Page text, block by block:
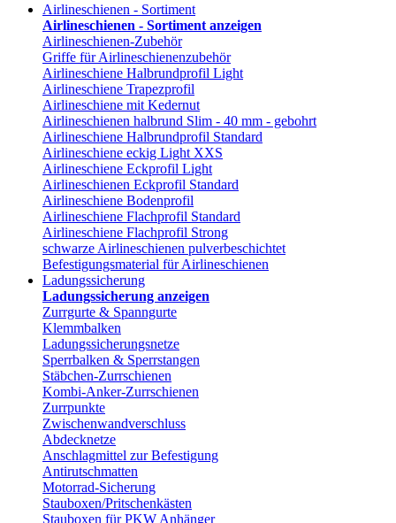
Airlineschienen - Sortiment
Airlineschienen - Sortiment anzeigen
Airlineschienen-Zubehör
Griffe für Airlineschienenzubehör
Airlineschiene Halbrundprofil Light
Airlineschiene Trapezprofil
Airlineschiene mit Kedernut
Airlineschienen halbrund Slim - 40 mm - gebohrt
Airlineschiene Halbrundprofil Standard
Airlineschiene eckig Light XXS
Airlineschiene Eckprofil Light
Airlineschienen Eckprofil Standard
Airlineschiene Bodenprofil
Airlineschiene Flachprofil Standard
Airlineschiene Flachprofil Strong
schwarze Airlineschienen pulverbeschichtet
Befestigungsmaterial für Airlineschienen
Ladungssicherung
Ladungssicherung anzeigen
Zurrgurte & Spanngurte
Klemmbalken
Ladungssicherungsnetze
Sperrbalken & Sperrstangen
Stäbchen-Zurrschienen
Kombi-Anker-Zurrschienen
Zurrpunkte
Zwischenwandverschluss
Abdecknetze
Anschlagmittel zur Befestigung
Antirutschmatten
Motorrad-Sicherung
Stauboxen/Pritschenkästen
Stauboxen für PKW Anhänger